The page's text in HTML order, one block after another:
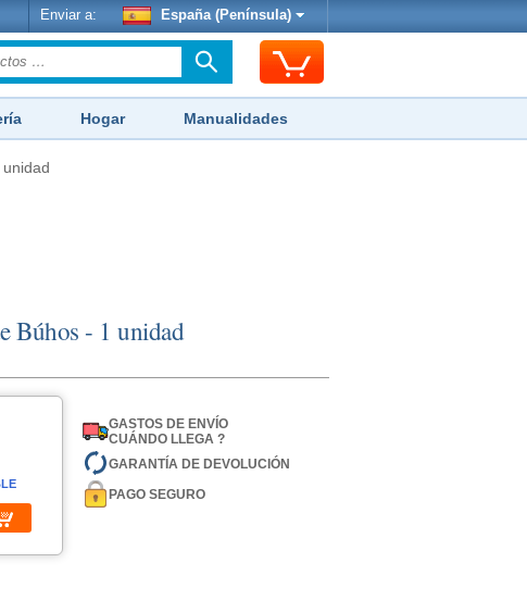
Enviar a: España (Península)
Hogar Manualidades
Búhos - 1 unidad
GASTOS DE ENVÍO
CUÁNDO LLEGA ?
GARANTÍA DE DEVOLUCIÓN
PAGO SEGURO